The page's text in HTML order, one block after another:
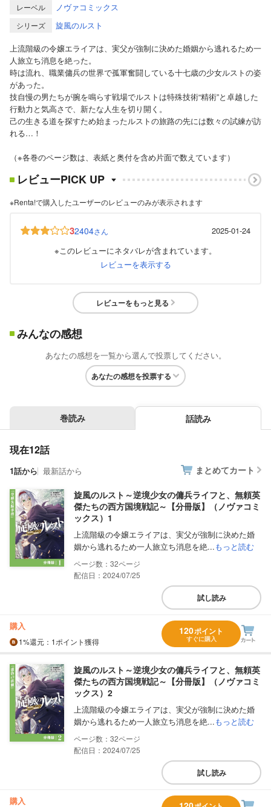
レーベル ノヴァコミックス
シリーズ
旋風のルスト
上流階級の令嬢エライアは、実父が強制に決めた婚姻から逃れるため一
人旅立ち消息を絶った。
時は流れ、職業傭兵の世界で孤軍奮闘している十七歳の少女ルストの姿
があった。
技自慢の男たちが腕を鳴らす戦場でルストは特殊技術“精術”と卓越した
行動力と気高さで、新たな人生を切り開く。
己の生きる道を探すため始まったルストの旅路の先には数々の試練が訪
れる…！
（※各巻のページ数は、表紙と奥付を含め片面で数えています）
レビューPICK UP
※Renta!で購入したユーザーのレビューのみが表示されます
32404さん
2025-01-24
※このレビューにネタバレが含まれています。
レビューを表示する
レビューをもっと見る
みんなの感想
あなたの感想を一覧から選んで投票してください。
あなたの感想を投票する
巻読み 話読み
現在12話
1話から 最新話から まとめてカート
旋風のルスト～逆境少女の傭兵ライフと、無頼英
傑たちの西方国境戦記～【分冊版】（ノヴァコミ
ックス）1
上流階級の令嬢エライアは、実父が強制に決めた婚
姻から逃れるため一人旅立ち消息を絶...もっと読む
32
配信日：2024/07/25
試し読み
購入
1%還元 ：1ポイント獲得
120ポイント
すぐに購入
旋風のルスト～逆境少女の傭兵ライフと、無頼英
傑たちの西方国境戦記～【分冊版】（ノヴァコミ
ックス）2
上流階級の令嬢エライアは、実父が強制に決めた婚
姻から逃れるため一人旅立ち消息を絶...もっと読む
32
配信日：2024/07/25
試し読み
購入